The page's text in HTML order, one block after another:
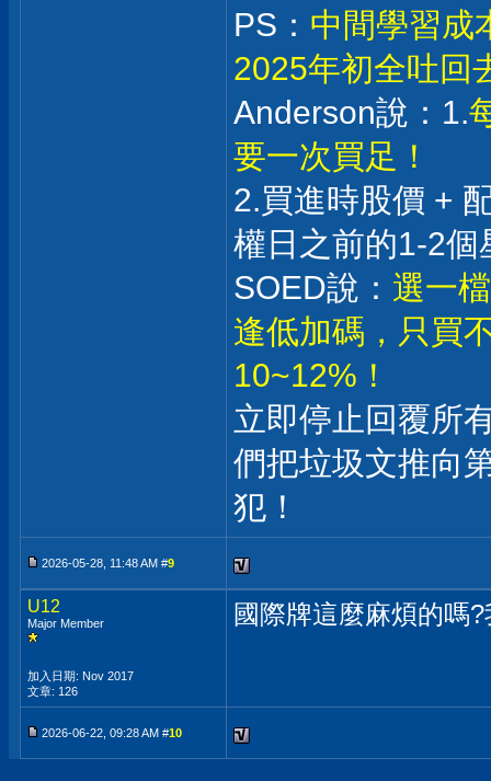
PS： 中間學習成
2025年初全吐回
Anderson說：1.
要一次買足！
2.買進時股價 +
權日之前的1-2個
SOED說： 選一
逢低加碼，只買
10~12%！
立即停止回覆所
們把垃圾文推向
犯！
2026-05-28, 11:48 AM #9
U12
Major Member
加入日期: Nov 2017
文章: 126
國際牌這麼麻煩的嗎
2026-06-22, 09:28 AM #10